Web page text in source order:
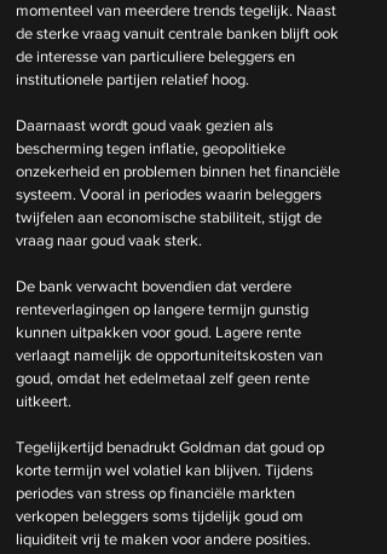
momenteel van meerdere trends tegelijk. Naast
de sterke vraag vanuit centrale banken blijft ook
de interesse van particuliere beleggers en
institutionele partijen relatief hoog.
Daarnaast wordt goud vaak gezien als
bescherming tegen inflatie, geopolitieke
onzekerheid en problemen binnen het financiële
systeem. Vooral in periodes waarin beleggers
twijfelen aan economische stabiliteit, stijgt de
vraag naar goud vaak sterk.
De bank verwacht bovendien dat verdere
renteverlagingen op langere termijn gunstig
kunnen uitpakken voor goud. Lagere rente
verlaagt namelijk de opportuniteitskosten van
goud, omdat het edelmetaal zelf geen rente
uitkeert.
Tegelijkertijd benadrukt Goldman dat goud op
korte termijn wel volatiel kan blijven. Tijdens
periodes van stress op financiële markten
verkopen beleggers soms tijdelijk goud om
liquiditeit vrij te maken voor andere posities.